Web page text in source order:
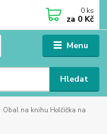
Menu
Hledat
0 ks
za 0 Kč
Obal na knihu Holčička na